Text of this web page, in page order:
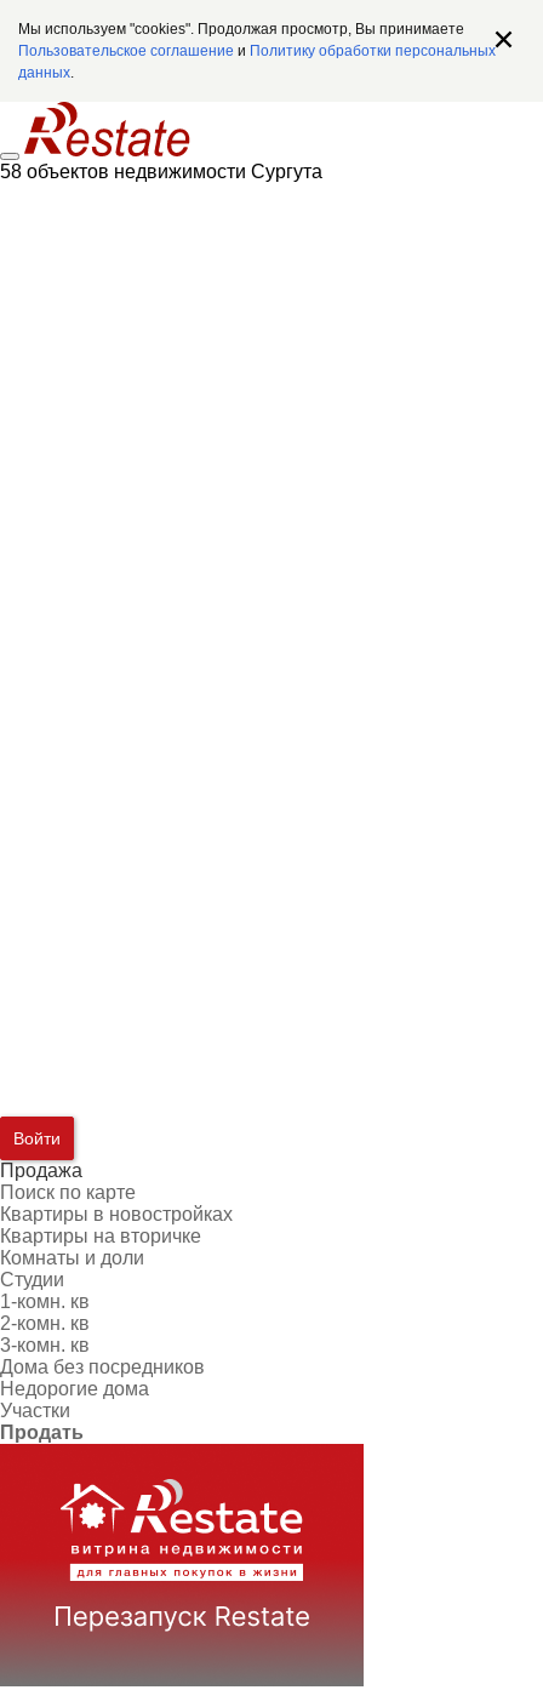
Мы используем "cookies". Продолжая просмотр, Вы принимаете
Пользовательское соглашение и Политику обработки персональных
данных.
58 объектов недвижимости Сургута
Войти
Продажа
Поиск по карте
Квартиры в новостройках
Квартиры на вторичке
Комнаты и доли
Студии
1-комн. кв
2-комн. кв
3-комн. кв
Дома без посредников
Недорогие дома
Участки
Продать